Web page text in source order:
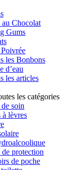
Chocolat
Gums
les Bonbons
d’eau
les articles
les catégories
soin
à lèvres
de protection
de poche